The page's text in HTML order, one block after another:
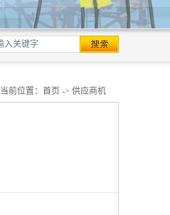
当前位置： 首页 -> 供应商机